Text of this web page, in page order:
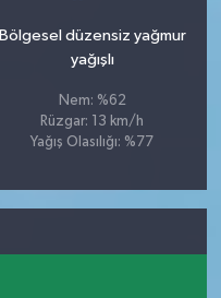
Bölgesel düzensiz yağmur
yağışlı
Nem: %62
Rüzgar: 13 km/h
Yağış Olasılığı: %77